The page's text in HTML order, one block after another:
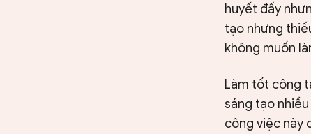
huyết đấy
tạo nhưng
không muốn
Làm tốt công
sáng tạo
công việc này